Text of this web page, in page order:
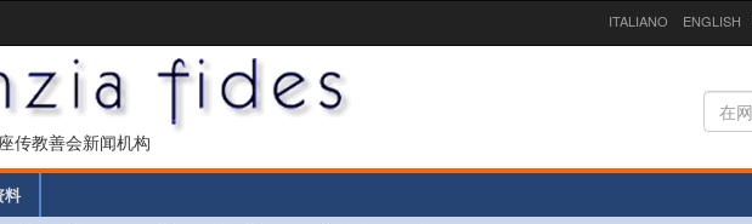
ITALIANO ENGLISH
传教善会新闻机构
料